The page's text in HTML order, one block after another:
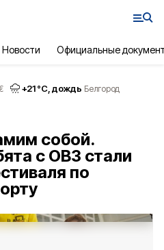
Новости Официальные
+21°С, дождь Белгород
собой.
с ОВЗ стали
по